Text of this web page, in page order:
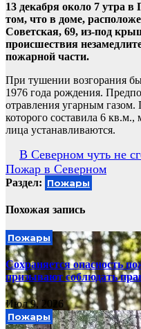
13 декабря около 7 утра
том, что в доме,
Советская, 69, из-под
происшествия
пожарной части.
При тушении возгорания
1976 года рождения.
отравления угарным
которого составила 6
лица устанавливаются.
Навигация
по
записям
В Северном чуть не
Пожар в Северном
Раздел: Пожары
Похожая запись
Пожары
Сохраняется опасность
призывают соблюдать
Июл 9, 2026
Пожары